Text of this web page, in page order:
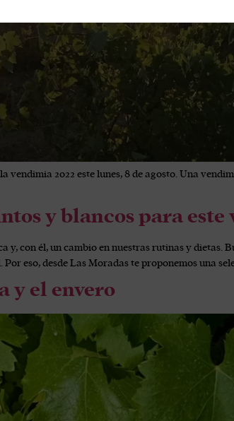
vendimia 2022 este lunes, 8 de agosto. Una
y blancos para este
con él, un cambio en nuestras rutinas y dietas.
eso, desde Las Moradas te proponemos una
y el envero